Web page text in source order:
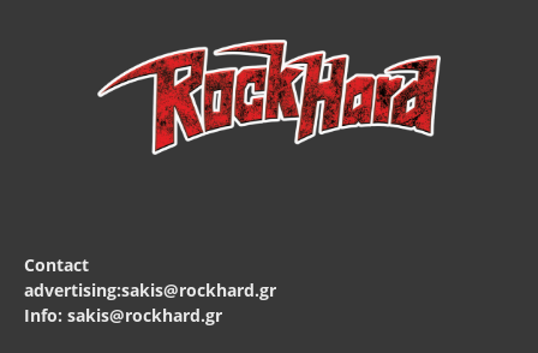
Contact
advertising:sakis@rockhard.gr
Info: sakis@rockhard.gr